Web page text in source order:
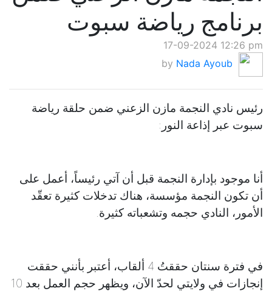
برنامج رياضة سبوت
17-09-2024 12:26 pm
by Nada Ayoub
رئيس نادي النجمة مازن الزعني ضمن حلقة رياضة
سبوت عبر إذاعة النور:
أنا موجود بإدارة النجمة قبل أن آتي رئيساً، أعمل على
أن تكون النجمة مؤسسة، هناك تدخلات كثيرة تعقّد
الأمور، النادي حجمه وتشعباته كثيرة.
في فترة سنتان حققتُ 4 ألقاب، أعتبر بأنني حققت
إنجازات في ولايتي لحدّ الآن، ويظهر حجم العمل بعد 10